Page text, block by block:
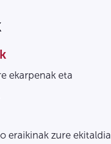
ekarpenak eta
eraikinak zure ekitaldia